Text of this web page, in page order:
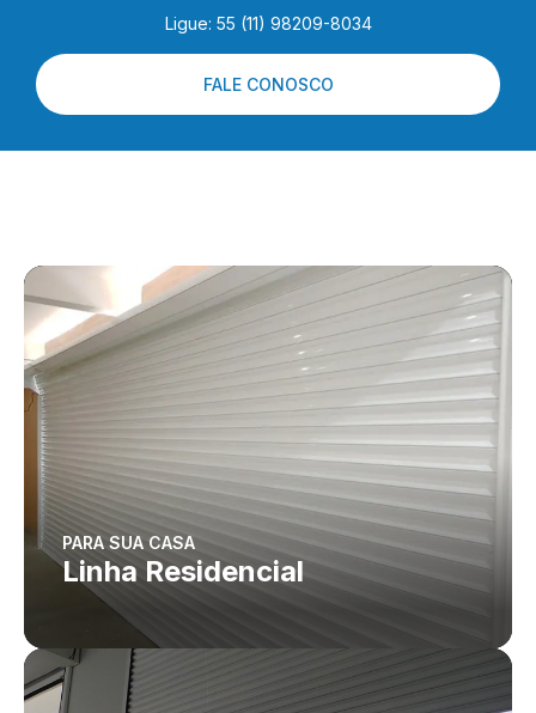
Ligue: 55 (11) 98209-8034
FALE CONOSCO
PARA SUA CASA
Linha Residencial